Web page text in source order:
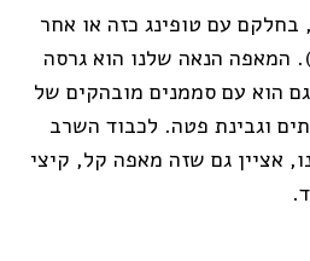
עם טופינג כזה או אחר
המאפה הנאה שלנו הוא גרסה
הוא עם סממנים מובהקים של
וגבינת פטה. לכבוד השרב
אציין גם שזה מאפה קל, קיצי